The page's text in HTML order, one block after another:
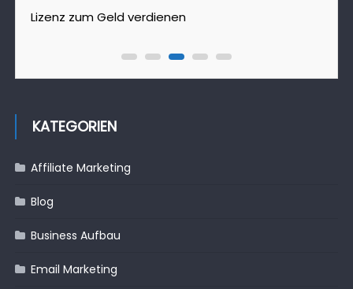
Lizenz zum Geld verdienen
KATEGORIEN
Affiliate Marketing
Blog
Business Aufbau
Email Marketing